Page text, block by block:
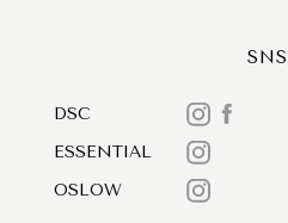
SNS
DSC
ESSENTIAL
OSLOW